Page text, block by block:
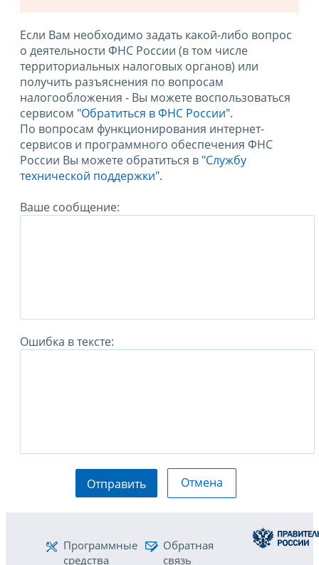
Если Вам необходимо задать какой-либо вопрос
о деятельности ФНС России (в том числе
территориальных налоговых органов) или
получить разъяснения по вопросам
налогообложения - Вы можете воспользоваться
сервисом "Обратиться в ФНС России".
По вопросам функционирования интернет-
сервисов и программного обеспечения ФНС
России Вы можете обратиться в "Службу
технической поддержки".
Ваше сообщение:
Ошибка в тексте:
Отправить Отмена
Программные
средства
Обратная
связь